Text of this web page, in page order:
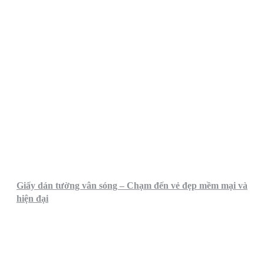
Giấy dán tường vân sóng – Chạm đến vẻ đẹp mềm mại và
hiện đại